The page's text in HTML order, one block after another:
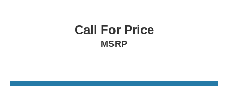
Call For Price
MSRP